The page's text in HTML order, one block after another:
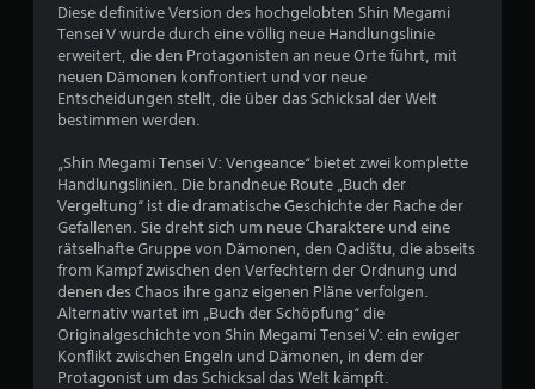
e
B
e
w
e
r
t
u
Diese definitive Version des hochgelobten Shin Megami
Tensei V wurde durch eine völlig neue Handlungslinie
erweitert, die den Protagonisten an neue Orte führt, mit
neuen Dämonen konfrontiert und vor neue
Entscheidungen stellt, die über das Schicksal der Welt
bestimmen werden.
„Shin Megami Tensei V: Vengeance“ bietet zwei komplette
Handlungslinien. Die brandneue Route „Buch der
Vergeltung“ ist die dramatische Geschichte der Rache der
Gefallenen. Sie dreht sich um neue Charaktere und eine
rätselhafte Gruppe von Dämonen, den Qadištu, die abseits
from Kampf zwischen den Verfechtern der Ordnung und
denen des Chaos ihre ganz eigenen Pläne verfolgen.
Alternativ wartet im „Buch der Schöpfung“ die
Originalgeschichte von Shin Megami Tensei V: ein ewiger
Konflikt zwischen Engeln und Dämonen, in dem der
Protagonist um das Schicksal das Welt kämpft.